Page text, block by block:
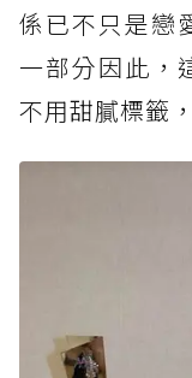
係已不只是戀
一部分因此，
不用甜膩標籤